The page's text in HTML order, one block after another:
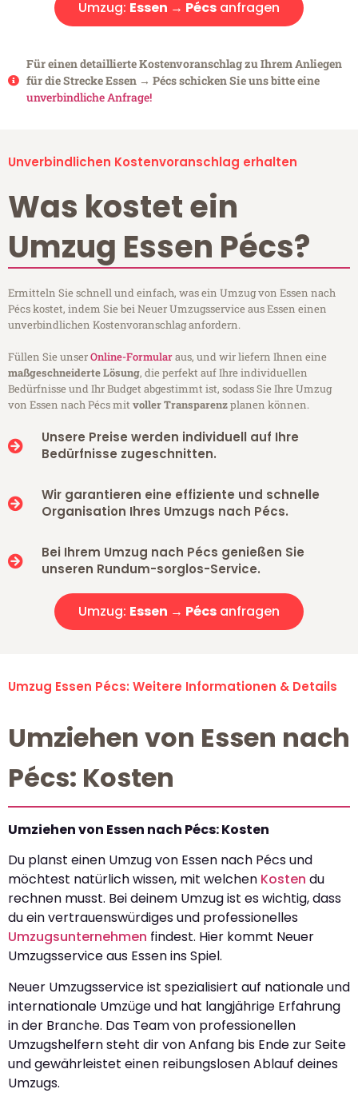
Umzug: Essen → Pécs anfragen
Für einen detaillierte Kostenvoranschlag zu Ihrem Anliegen
für die Strecke Essen → Pécs schicken Sie uns bitte eine
unverbindliche Anfrage!
Unverbindlichen Kostenvoranschlag erhalten
Was kostet ein
Umzug Essen Pécs?
Ermitteln Sie schnell und einfach, was ein Umzug von Essen nach
Pécs kostet, indem Sie bei Neuer Umzugsservice aus Essen einen
unverbindlichen Kostenvoranschlag anfordern.
Füllen Sie unserOnline-Formularaus, und wir liefern Ihnen eine
maßgeschneiderte Lösung, die perfekt auf Ihre individuellen
Bedürfnisse und Ihr Budget abgestimmt ist, sodass Sie Ihre Umzug
von Essen nach Pécs mitvoller Transparenzplanen können.
Unsere Preise werden individuell auf Ihre
Bedürfnisse zugeschnitten.
Wir garantieren eine effiziente und schnelle
Organisation Ihres Umzugs nach Pécs.
Bei Ihrem Umzug nach Pécs genießen Sie
unseren Rundum-sorglos-Service.
Umzug: Essen → Pécs anfragen
Umzug Essen Pécs: Weitere Informationen & Details
Umziehen von Essen nach
Pécs: Kosten
Umziehen von Essen nach Pécs: Kosten
Du planst einen Umzug von Essen nach Pécs und
möchtest natürlich wissen, mit welchen Kosten du
rechnen musst. Bei deinem Umzug ist es wichtig, dass
du ein vertrauenswürdiges und professionelles
Umzugsunternehmen findest. Hier kommt Neuer
Umzugsservice aus Essen ins Spiel.
Neuer Umzugsservice ist spezialisiert auf nationale und
internationale Umzüge und hat langjährige Erfahrung
in der Branche. Das Team von professionellen
Umzugshelfern steht dir von Anfang bis Ende zur Seite
und gewährleistet einen reibungslosen Ablauf deines
Umzugs.